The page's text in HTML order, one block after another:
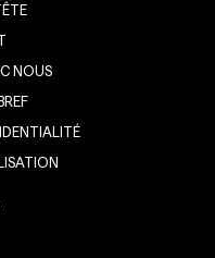
NOUS